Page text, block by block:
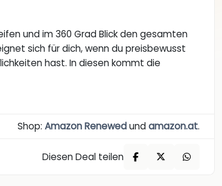
und im 360 Grad Blick den gesamten
sich für dich, wenn du preisbewusst
hast. In diesen kommt die
Shop: Amazon Renewedundamazon.at.
Diesen Deal teilen